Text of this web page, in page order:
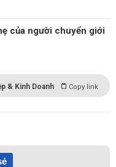
của người chuyển giới
& Kinh Doanh Copy link